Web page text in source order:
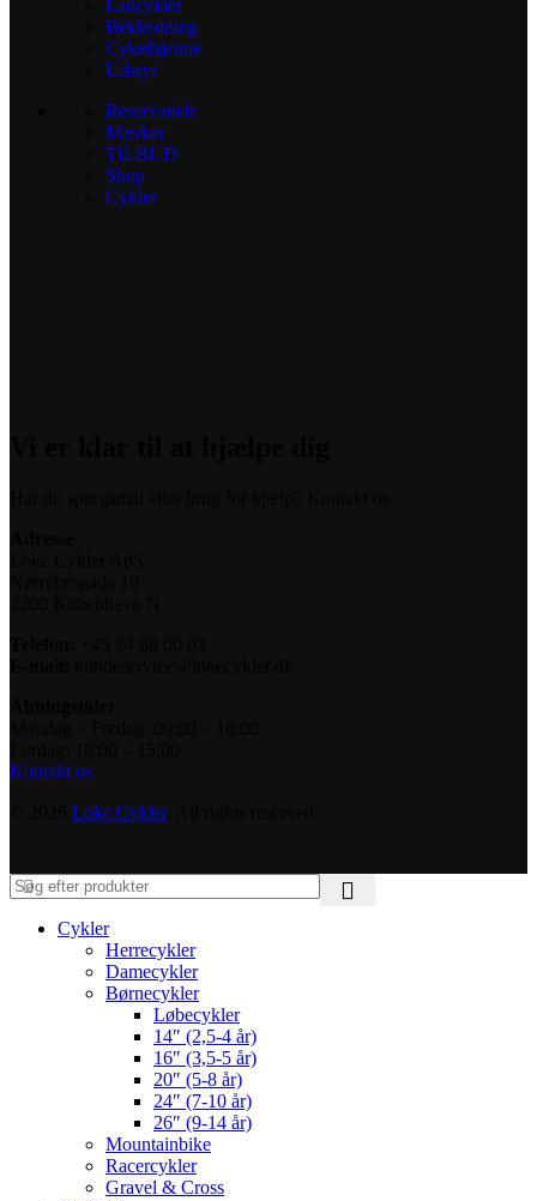
Ladcykler
Beklædning
Cykelhjelme
Udstyr
Reservedele
Mærker
TILBUD
Shop
Cykler
Kontakt os
Loke Cykler. All rights reserved
Cykler
Herrecykler
Damecykler
Børnecykler
Løbecykler
14″ (2,5-4 år)
16″ (3,5-5 år)
20″ (5-8 år)
24″ (7-10 år)
26″ (9-14 år)
Mountainbike
Racercykler
Gravel & Cross